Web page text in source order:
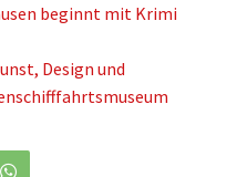
beginnt mit Krimi
Design und